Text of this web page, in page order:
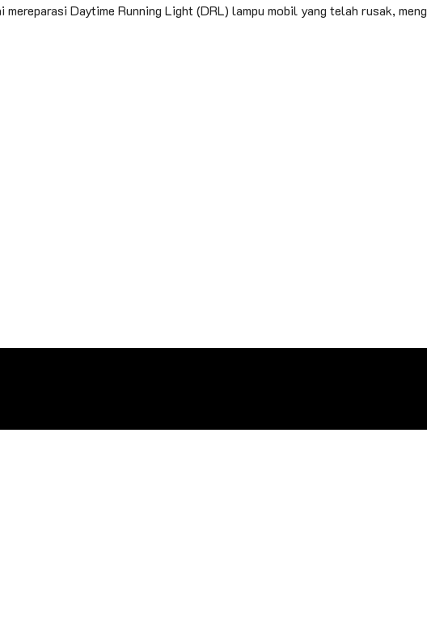
mereparasi Daytime Running Light (DRL) lampu mobil yang telah rusak,